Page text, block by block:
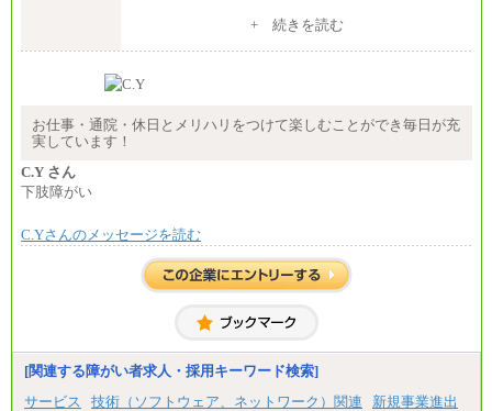
（３）月給191,000円以上（実働7.5時間）
（５）月給147,800円以上（実働6時間）
時給 1,226円（実働4.5時間）
間額換算額）
・退職金相当手当 37円
+ 続きを読む
お仕事・通院・休日とメリハリをつけて楽しむことができ毎日が充
実しています！
C.Y さん
下肢障がい
C.Yさんのメッセージを読む
[関連する障がい者求人・採用キーワード検索]
サービス
技術（ソフトウェア、ネットワーク）関連
新規事業進出